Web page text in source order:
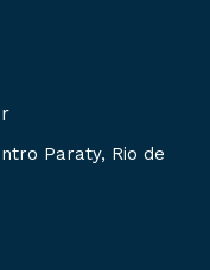
Paraty, Rio de